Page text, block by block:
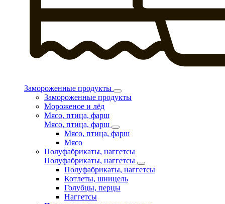
Замороженные продукты
Замороженные продукты
Мороженое и лёд
Мясо, птица, фарш
Мясо, птица, фарш
Мясо, птица, фарш
Мясо
Полуфабрикаты, наггетсы
Полуфабрикаты, наггетсы
Полуфабрикаты, наггетсы
Котлеты, шницель
Голубцы, перцы
Наггетсы